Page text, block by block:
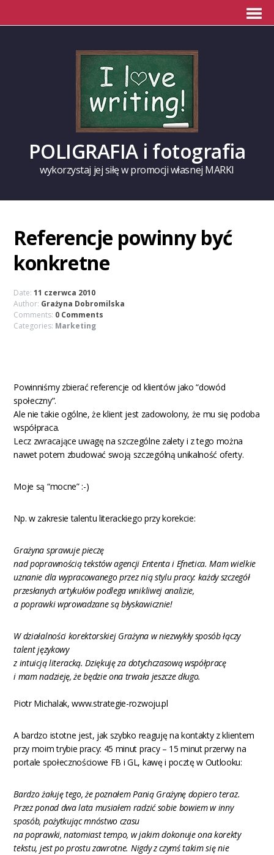
POLIGRAFIA i fotografia
wykorzystaj jej siłę w promocji własnej MARKI
Referencje powinny być
konkretne
Date:11 czerwca 2010
Author: Grażyna Dobromilska
Comments: 0 Comments
Categories: Marketing
Powinniśmy zbierać referencje od klientów jako “dowód
społeczny”.
Ale nie takie ogólne, że klient jest zadowolony, że mu się podoba
współpraca.
Lecz zwracające uwagę na szczególne zalety i z tego można
nawet potem zbudować swoją szczególną unikalność oferty.
Moje są “mocne” :-)
Np. w zakresie talentu literackiego przy korekcie:
Grażyna sprawuje pieczę
nad poprawnością tekstów agencji Ententa i Efnetica. Mam wielkie
uznanie dla wypracowanego przez nią stylu pracy: każdy szczegół
przesłanych artykułów podlega wnikliwej analizie,
a poprawki wprowadzane są błyskawicznie!
W działalności korektorskiej Grażyna w niezwykły sposób łączy
talent językowy
z intuicją literacką. Dziękuję za dotychczasową współpracę
i mam nadzieję, że będzie ona trwała jeszcze długo.
Piotr Michalak, www.strategie-rozwoju.pl
A bardzo istotne jest, jak szybko reaguję na kontakty z klientem
przy moim trybie pracy: 45 minut pracy – 15 minut przerwy na
portale społecznościowe FB i GL, kawę i pocztę w Outlooku:
Bardzo żałuję tego, że poznałem Panią Grażynę dopiero teraz.
Przez ponad dwa lata musiałem radzić sobie bowiem w inny
sposób, pożytkując mnóstwo czasu
na poprawki, natomiast tempo, w jakim dokonuje ona korekty
tekstu, jest po prostu zawrotne. Nigdy z czymś takim się nie